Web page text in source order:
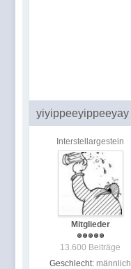
yiyippeeyippeeyay
Interstellargestein
Mitglieder
13.600 Beiträge
Geschlecht: männlich